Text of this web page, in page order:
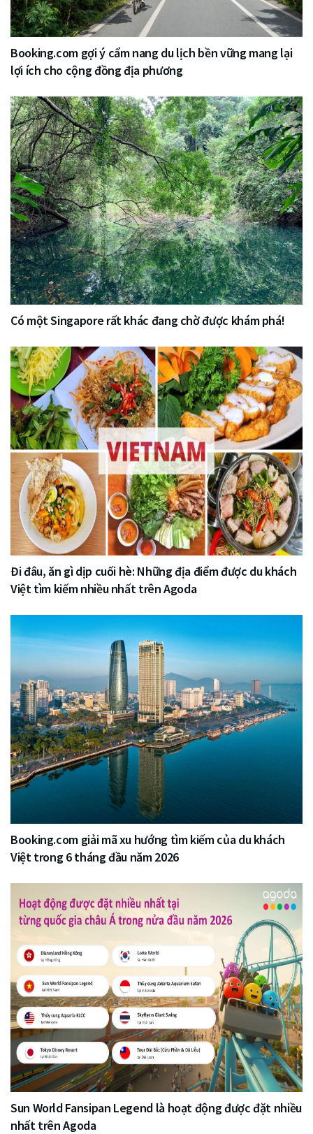
Booking.com gợi ý cẩm nang du lịch bền vững mang lại
lợi ích cho cộng đồng địa phương
Có một Singapore rất khác đang chờ được khám phá!
Đi đâu, ăn gì dịp cuối hè: Những địa điểm được du khách
Việt tìm kiếm nhiều nhất trên Agoda
Booking.com giải mã xu hướng tìm kiếm của du khách
Việt trong 6 tháng đầu năm 2026
Sun World Fansipan Legend là hoạt động được đặt nhiều
nhất trên Agoda